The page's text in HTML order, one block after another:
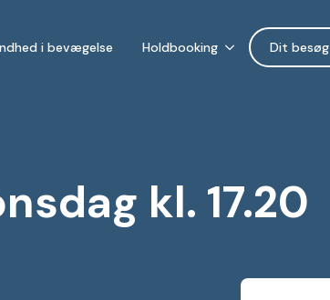
i bevægelse Holdbooking Dit besøg
kl. 17.20